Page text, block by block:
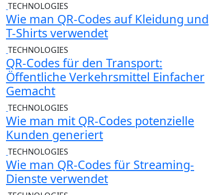
TECHNOLOGIES
Wie man QR-Codes auf Kleidung und
T-Shirts verwendet
TECHNOLOGIES
QR-Codes für den Transport:
Öffentliche Verkehrsmittel Einfacher
Gemacht
TECHNOLOGIES
Wie man mit QR-Codes potenzielle
Kunden generiert
TECHNOLOGIES
Wie man QR-Codes für Streaming-
Dienste verwendet